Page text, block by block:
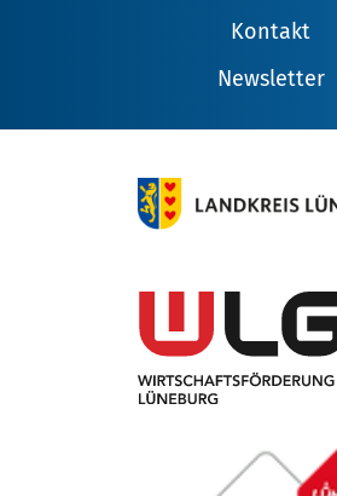
Kontakt
Newsletter